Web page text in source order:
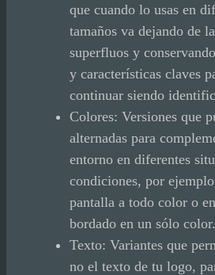
que cuando lo usas en
tamaños va dejando de
superfluos y
y características claves
continuar siendo
Colores: Versiones que
alternadas para
entorno en diferentes
condiciones, por
pantalla a todo color o
bordado en un sólo color.
Texto: Variantes que
no el texto de tu logo,